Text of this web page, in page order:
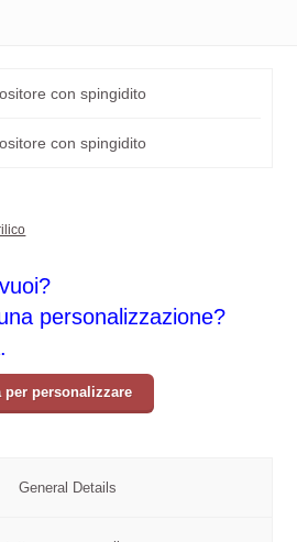
personalizzazione?
per personalizzare
General Details